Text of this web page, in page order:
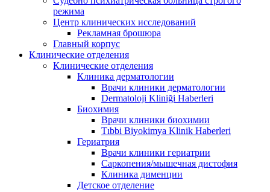
режима
Центр клинических исследований
Рекламная брошюра
Главный корпус
Клинические отделения
Клинические отделения
Клиника дерматологии
Врачи клиники дерматологии
Dermatoloji Kliniği Haberleri
Биохимия
Врачи клиники биохимии
Tıbbi Biyokimya Klinik Haberleri
Гериатрия
Врачи клиники гериатрии
Саркопения/мышечная дистофия
Клиника дименции
Детское отделение